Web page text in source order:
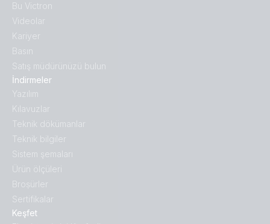
Keşfet
İndirmeler
Yazılım
Kılavuzlar
Teknik dökümanlar
Teknik bilgiler
Sistem şemaları
Ürün ölçüleri
Broṣürler
Sertifikalar
Bu Victron
Videolar
Kariyer
Basın
Satış müdürünüzü bulun